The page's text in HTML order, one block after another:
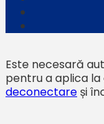
Este necesară
pentru a aplica la
deconectare și